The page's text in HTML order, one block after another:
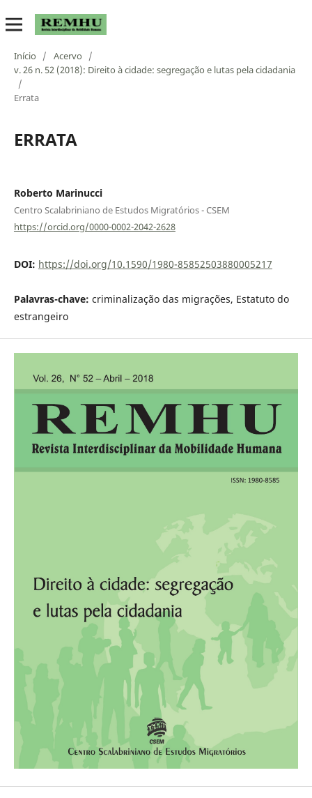
Início / Acervo
/
v. 26 n. 52 (2018): Direito à cidade: segregação e lutas pela cidadania
/
Errata
ERRATA
Roberto Marinucci
Centro Scalabriniano de Estudos Migratórios - CSEM
https://orcid.org/0000-0002-2042-2628
DOI: https://doi.org/10.1590/1980-85852503880005217
Palavras-chave: criminalização das migrações, Estatuto do
estrangeiro